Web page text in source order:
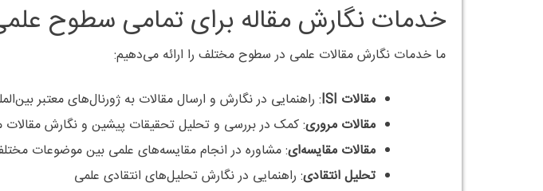
خدمات نگارش مقاله برای تمامی سطوح
ما خدمات نگارش مقالات علمی در سطوح مختلف را ارائه می‌دهیم:
مقالات ISI
: راهنمایی در نگارش و ارسال مقالات به ژورنال‌های معتبر
مقالات مروری: کمک در بررسی و تحلیل تحقیقات پیشین و نگارش مقالات
مقالات مقایسه‌ای: مشاوره در انجام مقایسه‌های علمی بین موضوعات
تحلیل انتقادی: راهنمایی در نگارش تحلیل‌های انتقادی علمی